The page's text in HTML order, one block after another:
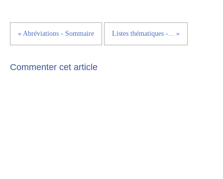
« Abréviations - Sommaire Listes thématiques -... »
Commenter cet article